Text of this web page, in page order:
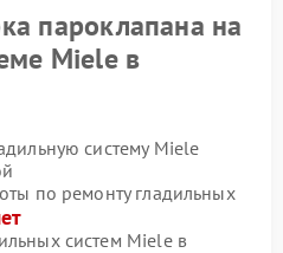
пароклапана на
Miele в
систему Miele
по ремонту гладильных
систем Miele в